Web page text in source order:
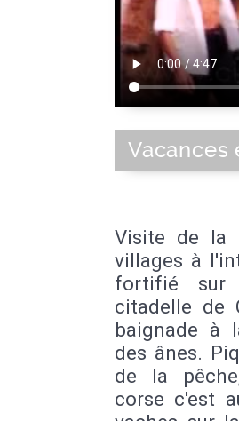
Vacances
Visite de la
villages à
fortifié sur
citadelle de
baignade à
des ânes.
de la
corse c'est